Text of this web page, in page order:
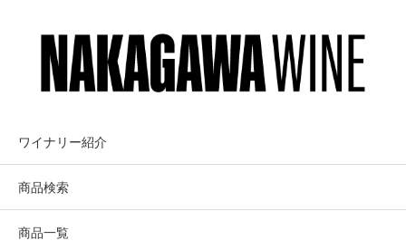
テイスティング・コメント
プラット・ヴィンヤードのピノ・ノワールは、カリフォル
ュアンス、そしてシナモンやジンジャーの香りが次々と立
口に含むと、アメリカン・チェリー、タラゴン、マジョラ
CRESCERE クレッシェア
ソノマ極少・プレミアム・ブティック・
ワイナリー。至極のアレキサンダー・ヴ
ァレー自社畑とトップ評価畑からフィリ
ップ・メルカが醸す
ワイナリー紹介
商品検索
商品一覧